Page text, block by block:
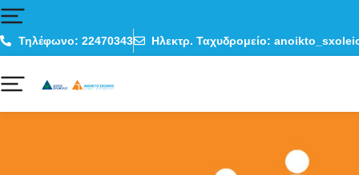
Τηλέφωνο: 22470343 Ηλεκτρ. Ταχυδρομείο: